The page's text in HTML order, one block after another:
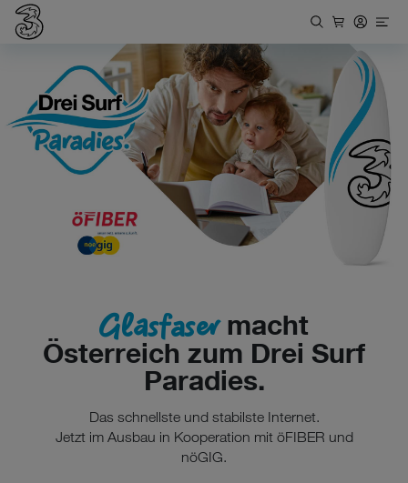
Glasfasermacht
Österreich zum Drei Surf
Paradies.
Das schnellste und stabilste Internet.
Jetzt im Ausbau in Kooperation mit öFIBER und
nöGIG.